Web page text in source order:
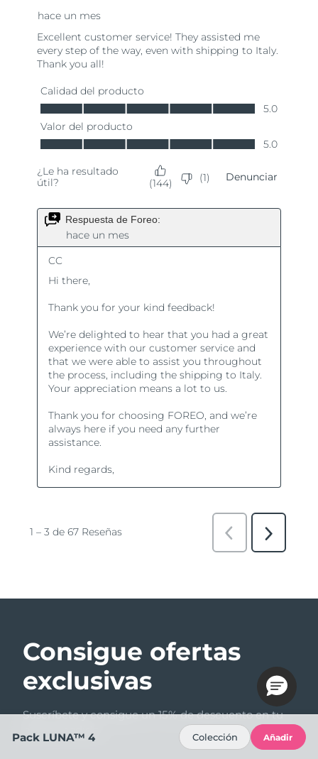
Consigue ofertas
exclusivas
Suscríbete y consigue un 15% de descuento en tu
primer pedido.
Pack LUNA™ 4 Colección Añadir